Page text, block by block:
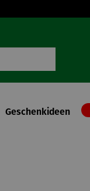
Geschenkideen